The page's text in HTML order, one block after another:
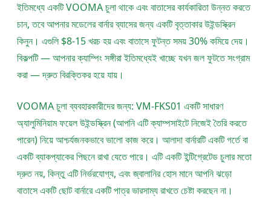
ইতিমধ্যে একটি VOOMA চুলা থাকে এবং বাতাসের কার্যকারিতা উন্নত করতে
চান, তবে আপনার মডেলের বার্নার ব্যাসের জন্য একটি বৃত্তাকার উইন্ডস্ক্রিন
কিনুন। এগুলি $8-15 খরচ হয় এবং বাতাসে ফুটন্ত সময় 30% কমিয়ে দেয়।
বিকল্পটি — আপনার ক্যাম্পিং সঙ্গীরা ইতিমধ্যেই খাচ্ছে যখন জল ফুটতে সংগ্রাম
করা — দ্রুত বিরক্তিকর হয়ে যায়।
VOOMA চুলা ব্যবহারকারীদের জন্য: VM-FKS01 একটি সাধারণ
অ্যালুমিনিয়াম ফয়েল উইন্ডস্ক্রিন (আপনি এটি ক্যাম্পসাইটে নিজেই তৈরি করতে
পারেন) নিয়ে আশ্চর্যজনকভাবে ভালো কাজ করে। আলাদা বার্নারটি একটি গর্তে বা
একটি ব্যাকপ্যাকের পিছনে রাখা যেতে পারে। এটি একটি ইন্টিগ্রেটেড চুলার মতো
দ্রুত নয়, কিন্তু এটি নির্ভরযোগ্য, এবং জ্বালানির হোস মানে আপনি ঝড়ো
বাতাসে একটি ছোট বার্নারে একটি পাত্র ভারসাম্য রাখতে চেষ্টা করছেন না।